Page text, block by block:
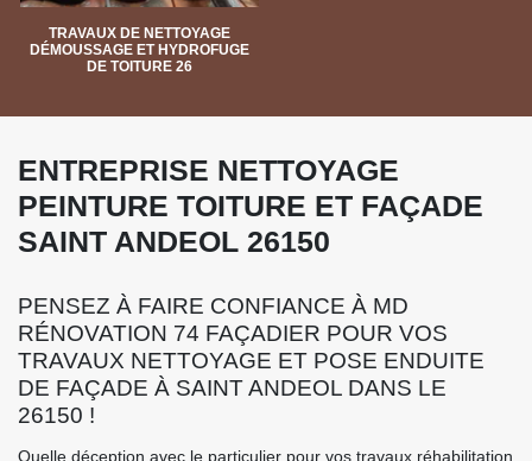
TRAVAUX DE NETTOYAGE
DÉMOUSSAGE ET HYDROFUGE
DE TOITURE 26
ENTREPRISE NETTOYAGE
PEINTURE TOITURE ET FAÇADE
SAINT ANDEOL 26150
PENSEZ À FAIRE CONFIANCE À MD
RÉNOVATION 74 FAÇADIER POUR VOS
TRAVAUX NETTOYAGE ET POSE ENDUITE
DE FAÇADE À SAINT ANDEOL DANS LE
26150 !
Quelle déception avec le particulier pour vos travaux réhabilitation